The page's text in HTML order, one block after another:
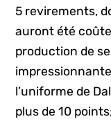
5 revirements,
auront été
production de
l’uniforme de
plus de 10